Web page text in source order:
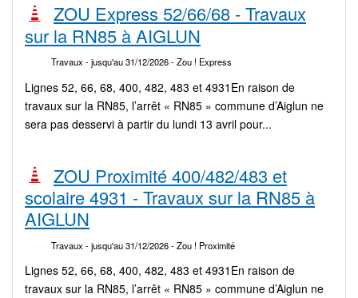
ZOU Express 52/66/68 - Travaux
sur la RN85 à AIGLUN
Travaux - jusqu'au 31/12/2026- Zou ! Express
Lignes 52, 66, 68, 400, 482, 483 et 4931En raison de
travaux sur la RN85, l’arrêt « RN85 » commune d’Aiglun ne
sera pas desservi à partir du lundi 13 avril pour...
ZOU Proximité 400/482/483 et
scolaire 4931 - Travaux sur la RN85 à
AIGLUN
Travaux - jusqu'au 31/12/2026- Zou ! Proximité
Lignes 52, 66, 68, 400, 482, 483 et 4931En raison de
travaux sur la RN85, l’arrêt « RN85 » commune d’Aiglun ne